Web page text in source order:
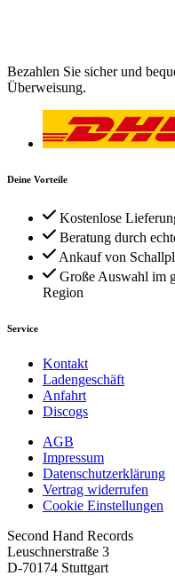
Bezahlen Sie sicher und
Überweisung.
Deine Vorteile
Kostenlose
Beratung durch
Ankauf von
Große Auswahl im
Region
Service
Kontakt
Ladengeschäft
Anfahrt
Discogs
AGB
Impressum
Datenschutzerklärung
Vertrag widerrufen
Cookie Einstellungen
Second Hand Records
Leuschnerstraße 3
D-70174 Stuttgart